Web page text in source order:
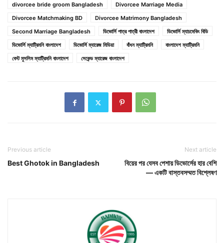
divorcee bride groom Bangladesh
Divorcee Marriage Media
Divorcee Matchmaking BD
Divorcee Matrimony Bangladesh
Second Marriage Bangladesh
ডিভোর্সি পাত্র পাত্রী বাংলাদেশ
ডিভোর্সি ম্যাচমেকিং বিডি
ডিভোর্সি ম্যাট্রিমনি বাংলাদেশ
ডিভোর্সি ম্যারেজ মিডিয়া বাঁধন ম্যাট্রিমনি
বাংলাদেশ ম্যাট্রিমনি
বেস্ট মুসলিম ম্যাট্রিমনি বাংলাদেশ
সেকেন্ড ম্যারেজ বাংলাদেশ
Previous article
Best Ghotok in Bangladesh
Next article
বিয়ের পর যেসব পেশায় ডিভোর্সের হার বেশি
— একটি বাস্তবসম্মত বিশ্লেষণ